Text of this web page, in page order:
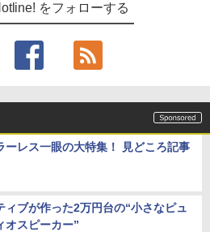
をフォローする
ーレス一眼の大特集！ 見どころ記事
ィブが作った2万円台の“小さなピュ
オスピーカー”